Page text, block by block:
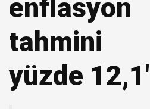
enflasyon
tahmini
yüzde